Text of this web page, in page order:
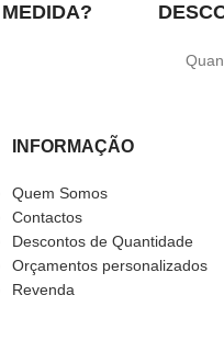
INFORMAÇÃO
Quem Somos
Contactos
Descontos de Quantidade
Orçamentos personalizados
Revenda